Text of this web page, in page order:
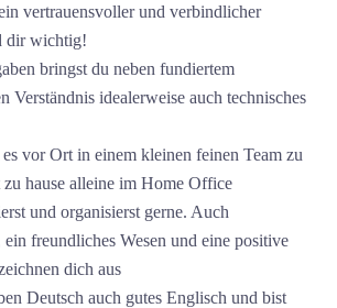
vertrauensvoller und verbindlicher
dir wichtig!
bringst du neben fundiertem
Verständnis idealerweise auch technisches
vor Ort in einem kleinen feinen Team zu
zu hause alleine im Home Office
und organisierst gerne. Auch
freundliches Wesen und eine positive
dich aus
Deutsch auch gutes Englisch und bist